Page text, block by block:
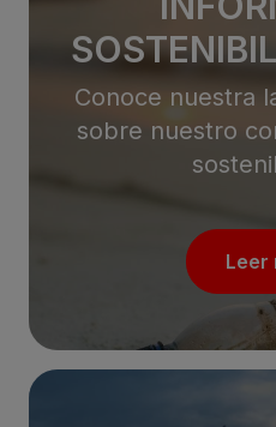
Conoce nuestra
sobre nuestro
Leer